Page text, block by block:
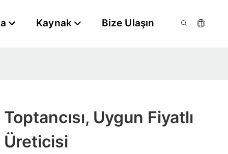
Kaynak Bize Ulaşın
Uygun Fiyatlı
Üreticisi